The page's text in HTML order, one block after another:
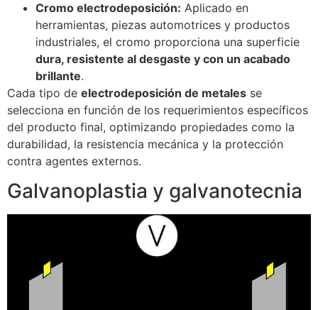
Cromo electrodeposición: Aplicado en
herramientas, piezas automotrices y productos
industriales, el cromo proporciona una superficie
dura, resistente al desgaste y con un acabado
brillante.
Cada tipo de electrodeposición de metales se
selecciona en función de los requerimientos específicos
del producto final, optimizando propiedades como la
durabilidad, la resistencia mecánica y la protección
contra agentes externos.
Galvanoplastia y galvanotecnia